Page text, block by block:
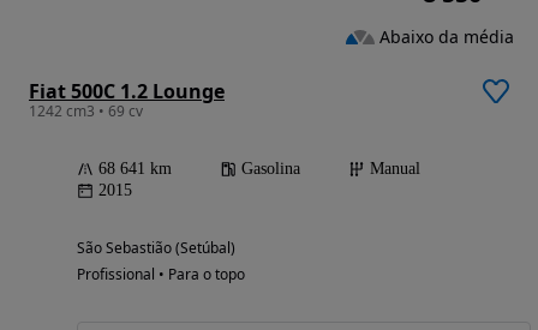
Fiat 500C 1.2 Lounge
1242 cm3 • 69 cv
68 641 km Gasolina
Manual
2015
São Sebastião (Setúbal)
Profissional • Para o topo
Abaixo da média